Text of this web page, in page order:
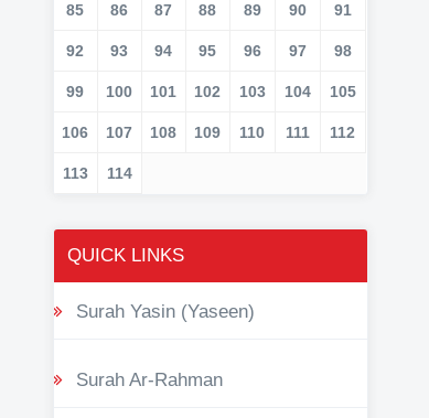
85 86 87 88 89 90 91
92 93 94 95 96 97 98
99 100 101 102 103 104 105
106 107 108 109 110 111 112
113 114
QUICK LINKS
Surah Yasin (Yaseen)
Surah Ar-Rahman